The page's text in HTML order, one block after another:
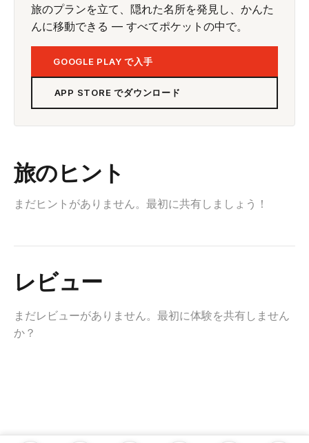
旅のプランを立て、隠れた名所を発見し、かんた
んに移動できる — すべてポケットの中で。
GOOGLE PLAY で入手
APP STORE でダウンロード
旅のヒント
まだヒントがありません。最初に共有しましょう！
レビュー
まだレビューがありません。最初に体験を共有しません
か？